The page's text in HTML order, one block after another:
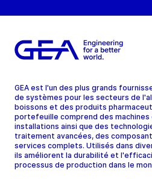
GEA est l'un des plus grands
de systèmes pour les secteurs de
boissons et des produits
portefeuille comprend des machines
installations ainsi que des
traitement avancées, des
services complets. Utilisés dans
ils améliorent la durabilité et
processus de production dans le